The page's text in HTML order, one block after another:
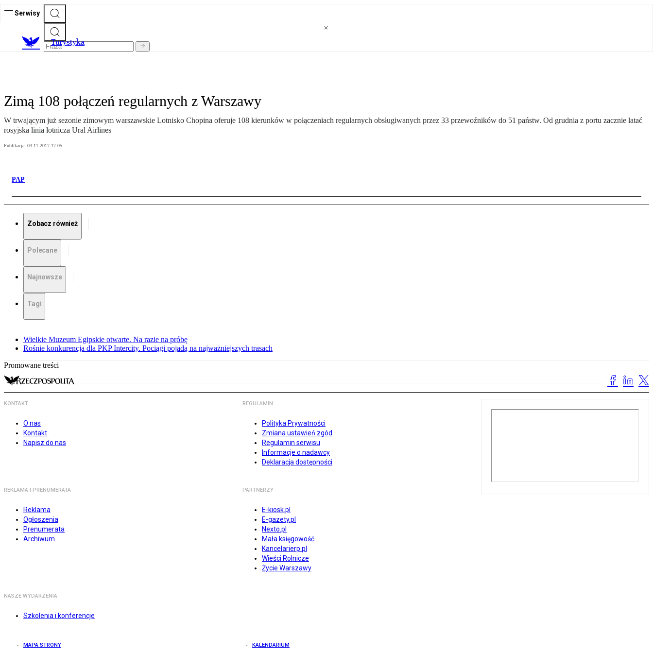
Serwisy
Turystyka
Zimą 108 połączeń regularnych z Warszawy
W trwającym już sezonie zimowym warszawskie Lotnisko Chopina oferuje 108 kierunków w połączeniach regularnych obsługiwanych przez 33 przewoźników do 51 państw. Od grudnia z portu zacznie latać
rosyjska linia lotnicza Ural Airlines
Publikacja: 03.11.2017 17:05
PAP
Zobacz również
Polecane
Najnowsze
Tagi
Wielkie Muzeum Egipskie otwarte. Na razie na próbę
Rośnie konkurencja dla PKP Intercity. Pociągi pojadą na najważniejszych trasach
Promowane treści
KONTAKT
O nas
Kontakt
Napisz do nas
REGULAMIN
Polityka Prywatności
Zmiana ustawień zgód
Regulamin serwisu
Informacje o nadawcy
Deklaracja dostępności
REKLAMA I PRENUMERATA
Reklama
Ogłoszenia
Prenumerata
Archiwum
PARTNERZY
E-kiosk.pl
E-gazety.pl
Nexto.pl
Mała księgowość
Kancelarierp.pl
Wieści Rolnicze
Życie Warszawy
NASZE WYDARZENIA
Szkolenia i konferencje
MAPA STRONY KALENDARIUM